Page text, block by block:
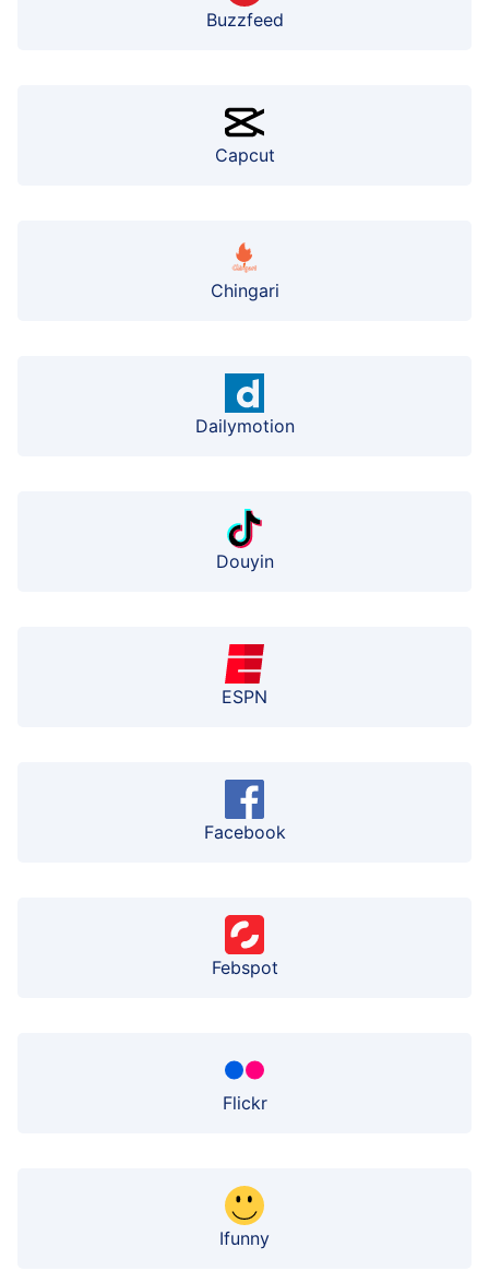
Buzzfeed
Capcut
Chingari
Dailymotion
Douyin
ESPN
Facebook
Febspot
Flickr
Ifunny